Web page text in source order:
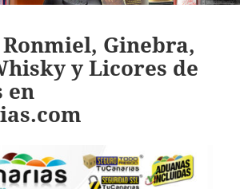
Ronmiel, Ginebra,
y Licores de
en